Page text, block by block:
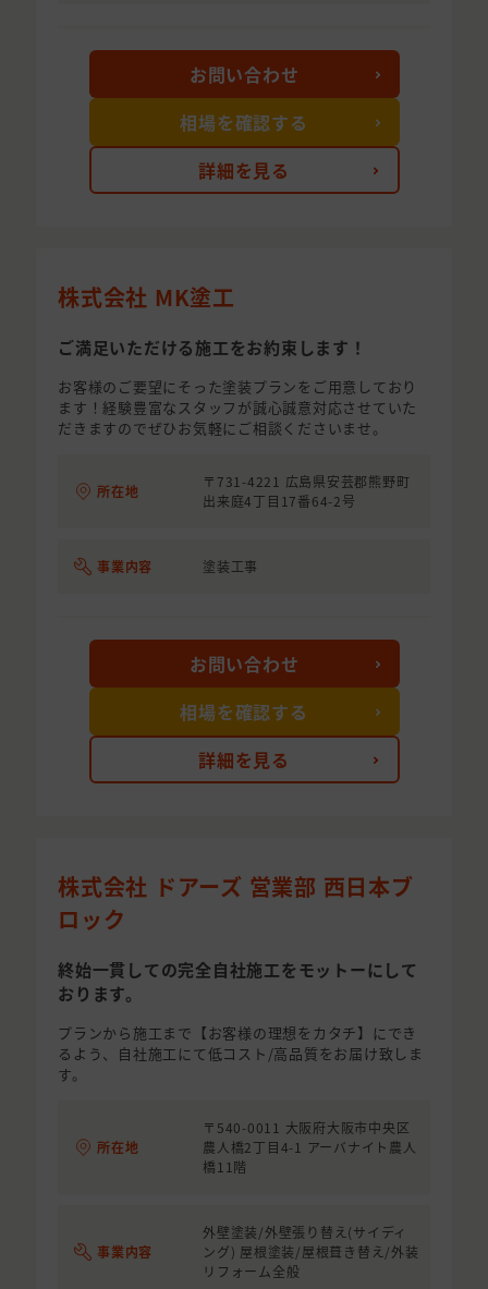
詳細を見る
お問い合わせ
相場を確認する
株式会社 MK塗工
ご満足いただける施工をお約束します！
お客様のご要望にそった塗装プランをご用意しており
ます！経験豊富なスタッフが誠心誠意対応させていた
だきますのでぜひお気軽にご相談くださいませ。
所在地
〒731-4221 広島県安芸郡熊野町
出来庭4丁目17番64-2号
事業内容 塗装工事
詳細を見る
お問い合わせ
相場を確認する
株式会社 ドアーズ 営業部 西日本ブ
ロック
終始一貫しての完全自社施工をモットーにして
おります。
プランから施工まで【お客様の理想をカタチ】にでき
るよう、自社施工にて低コスト/高品質をお届け致しま
す。
所在地
〒540-0011 大阪府大阪市中央区
農人橋2丁目4-1 アーバナイト農人
橋11階
事業内容
外壁塗装/外壁張り替え(サイディ
ング) 屋根塗装/屋根葺き替え/外装
リフォーム全般